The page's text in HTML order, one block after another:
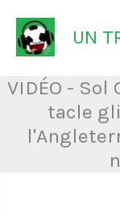
Aller
au
contenu
UN
VIDÉO -
tacle